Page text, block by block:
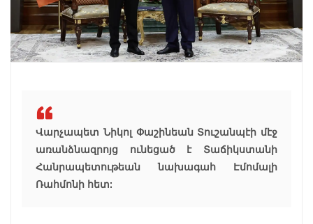
Վարչապետ Նիկոլ Փաշինեան Տուշանպէի մէջ
առանձնազրոյց ունեցած է Տաճիկստանի
Հանրապետութեան նախագահ Էմոմալի
Ռահմոնի հետ: